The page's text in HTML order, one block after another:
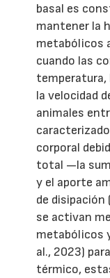
basal es
mantener la
metabólicos
cuando las
temperatura,
la velocidad
animales
corporal
total —la
y el aporte
de disipación
se activan
metabólicos
al., 2023)
térmico,